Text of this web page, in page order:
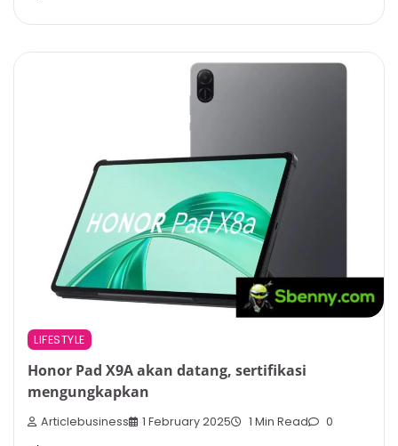
LIFESTYLE
Honor Pad X9A akan datang, sertifikasi
mengungkapkan
Articlebusiness 1 February 2025 1 Min Read 0